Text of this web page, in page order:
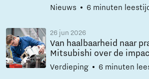
Nieuws 6 minuten
26 jun 2026
Van haalbaarheid naar
Mitsubishi over de
Verdieping 6 minuten